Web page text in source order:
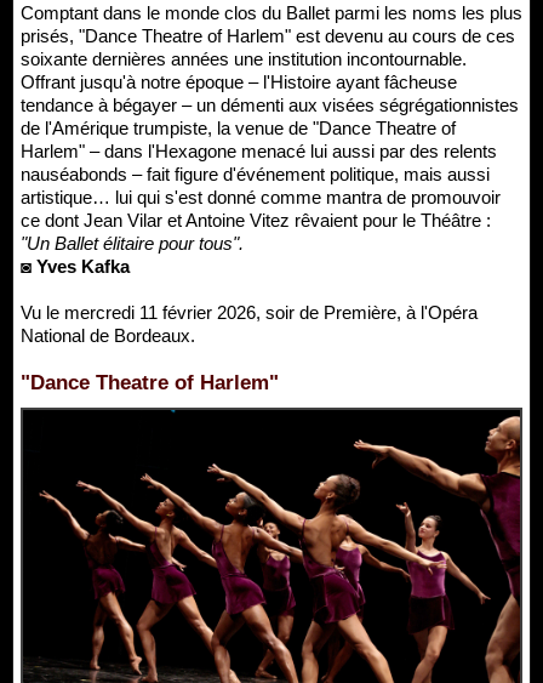
Comptant dans le monde clos du Ballet parmi les noms les plus
prisés, "Dance Theatre of Harlem" est devenu au cours de ces
soixante dernières années une institution incontournable.
Offrant jusqu'à notre époque – l'Histoire ayant fâcheuse
tendance à bégayer – un démenti aux visées ségrégationnistes
de l'Amérique trumpiste, la venue de "Dance Theatre of
Harlem" – dans l'Hexagone menacé lui aussi par des relents
nauséabonds – fait figure d'événement politique, mais aussi
artistique… lui qui s'est donné comme mantra de promouvoir
ce dont Jean Vilar et Antoine Vitez rêvaient pour le Théâtre :
"Un Ballet élitaire pour tous".
◙ Yves Kafka
Vu le mercredi 11 février 2026, soir de Première, à l'Opéra
National de Bordeaux.
"Dance Theatre of Harlem"